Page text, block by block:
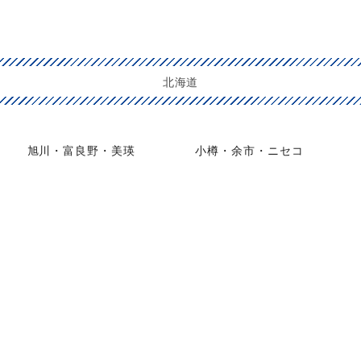
北海道
旭川・富良野・美瑛 小樽・余市・ニセコ